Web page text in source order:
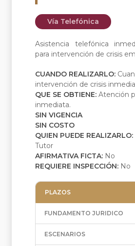
Vía Telefónica
Asistencia telefónica
para intervención de crisis
CUANDO REALIZARLO:
intervención de crisis
QUE SE OBTIENE: Atención
inmediata.
SIN VIGENCIA
SIN COSTO
QUIEN PUEDE REALIZARLO:
Tutor
AFIRMATIVA FICTA: No
REQUIERE INSPECCIÓN: No
PLAZOS
FUNDAMENTO JURIDICO
ESCENARIOS